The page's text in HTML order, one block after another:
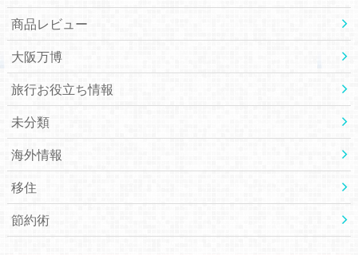
商品レビュー
大阪万博
旅行お役立ち情報
未分類
海外情報
移住
節約術